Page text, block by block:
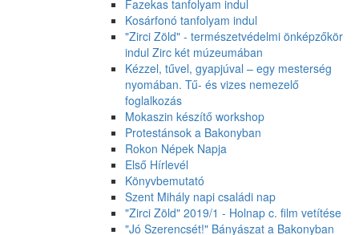
Fazekas tanfolyam indul
Kosárfonó tanfolyam indul
"Zirci Zöld" - természetvédelmi önképzőkör
indul Zirc két múzeumában
Kézzel, tűvel, gyapjúval – egy mesterség
nyomában. Tű- és vizes nemezelő
foglalkozás
Mokaszin készítő workshop
Protestánsok a Bakonyban
Rokon Népek Napja
Első Hírlevél
Könyvbemutató
Szent Mihály napi családi nap
"Zirci Zöld" 2019/1 - Holnap c. film vetítése
"Jó Szerencsét!" Bányászat a Bakonyban